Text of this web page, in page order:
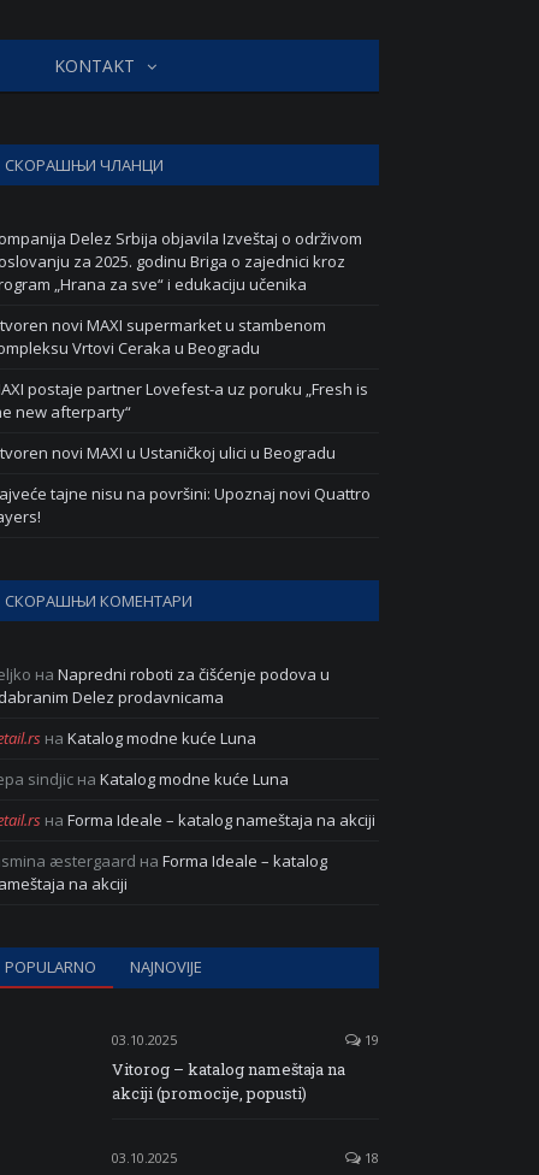
KONTAKT
СКОРАШЊИ ЧЛАНЦИ
Delez Srbija objavila Izveštaj o održivom
za 2025. godinu Briga o zajednici kroz
„Hrana za sve“ i edukaciju učenika
novi MAXI supermarket u stambenom
Vrtovi Ceraka u Beogradu
postaje partner Lovefest-a uz poruku „Fresh is
new afterparty“
novi MAXI u Ustaničkoj ulici u Beogradu
tajne nisu na površini: Upoznaj novi Quattro
СКОРАШЊИ КОМЕНТАРИ
на Napredni roboti za čišćenje podova u
Delez prodavnicama
на Katalog modne kuće Luna
sindjic на Katalog modne kuće Luna
на Forma Ideale – katalog nameštaja na akciji
æstergaard на Forma Ideale – katalog
na akciji
POPULARNO NAJNOVIJE
03.10.2025 19
Vitorog – katalog nameštaja na
akciji (promocije, popusti)
03.10.2025 18